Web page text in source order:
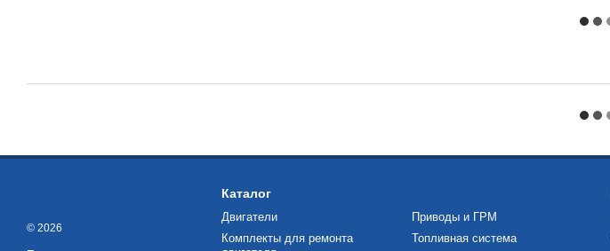
© 2026
Каталог
Двигатели
Комплекты для ремонта
Приводы и ГРМ
Топливная система